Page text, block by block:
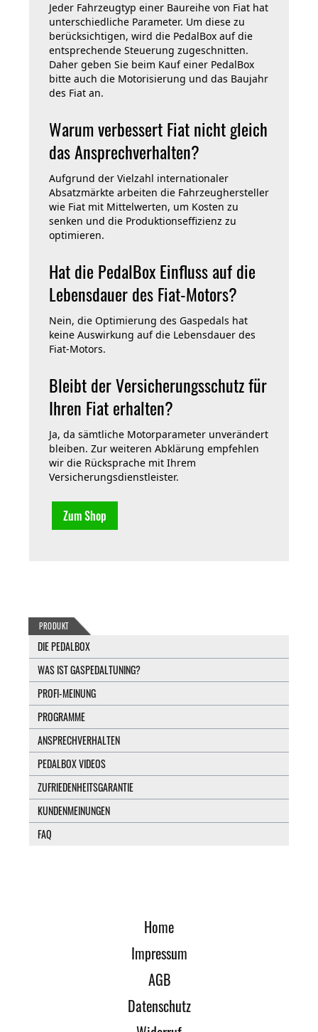
PRODUKT
DIE PEDALBOX
WAS IST GASPEDALTUNING?
PROFI-MEINUNG
PROGRAMME
ANSPRECHVERHALTEN
PEDALBOX VIDEOS
ZUFRIEDENHEITSGARANTIE
KUNDENMEINUNGEN
FAQ
Jeder Fahrzeugtyp einer Baureihe von Fiat hat
unterschiedliche Parameter. Um diese zu
berücksichtigen, wird die PedalBox auf die
entsprechende Steuerung zugeschnitten.
Daher geben Sie beim Kauf einer PedalBox
bitte auch die Motorisierung und das Baujahr
des Fiat an.
Warum verbessert Fiat nicht gleich
das Ansprechverhalten?
Aufgrund der Vielzahl internationaler
Absatzmärkte arbeiten die Fahrzeughersteller
wie Fiat mit Mittelwerten, um Kosten zu
senken und die Produktionseffizienz zu
optimieren.
Hat die PedalBox Einfluss auf die
Lebensdauer des Fiat-Motors?
Nein, die Optimierung des Gaspedals hat
keine Auswirkung auf die Lebensdauer des
Fiat-Motors.
Bleibt der Versicherungsschutz für
Ihren Fiat erhalten?
Ja, da sämtliche Motorparameter unverändert
bleiben. Zur weiteren Abklärung empfehlen
wir die Rücksprache mit Ihrem
Versicherungsdienstleister.
Zum Shop
Home
Impressum
AGB
Datenschutz